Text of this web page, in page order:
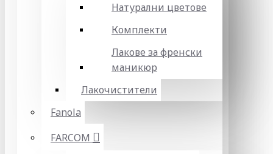
Натурални цветове
Комплекти
Лакове за френски
маникюр
Лакочистители
Fanola
FARCOM